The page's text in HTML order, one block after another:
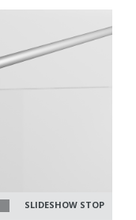
SLIDESHOW STOP